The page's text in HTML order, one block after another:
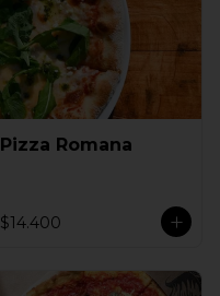
Pizza Romana
$14.400